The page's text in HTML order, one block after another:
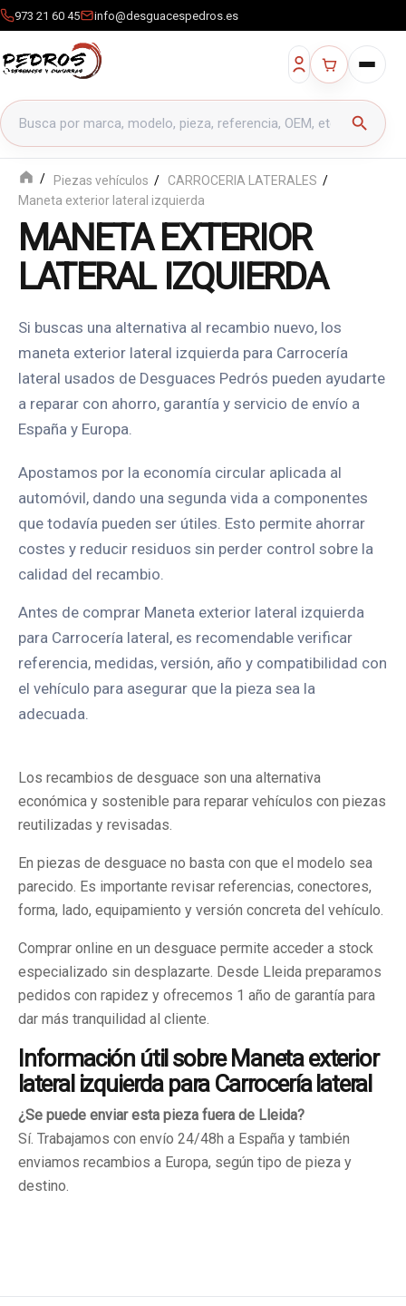
973 21 60 45 info@desguacespedros.es
Buscar productos
search
Piezas vehículos
CARROCERIA LATERALES
Maneta exterior lateral izquierda
MANETA EXTERIOR
LATERAL IZQUIERDA
Si buscas una alternativa al recambio nuevo, los
maneta exterior lateral izquierda para Carrocería
lateral usados de Desguaces Pedrós pueden ayudarte
a reparar con ahorro, garantía y servicio de envío a
España y Europa.
Apostamos por la economía circular aplicada al
automóvil, dando una segunda vida a componentes
que todavía pueden ser útiles. Esto permite ahorrar
costes y reducir residuos sin perder control sobre la
calidad del recambio.
Antes de comprar Maneta exterior lateral izquierda
para Carrocería lateral, es recomendable verificar
referencia, medidas, versión, año y compatibilidad con
el vehículo para asegurar que la pieza sea la
adecuada.
Los recambios de desguace son una alternativa
económica y sostenible para reparar vehículos con piezas
reutilizadas y revisadas.
En piezas de desguace no basta con que el modelo sea
parecido. Es importante revisar referencias, conectores,
forma, lado, equipamiento y versión concreta del vehículo.
Comprar online en un desguace permite acceder a stock
especializado sin desplazarte. Desde Lleida preparamos
pedidos con rapidez y ofrecemos 1 año de garantía para
dar más tranquilidad al cliente.
Información útil sobre Maneta exterior
lateral izquierda para Carrocería lateral
¿Se puede enviar esta pieza fuera de Lleida?
Sí. Trabajamos con envío 24/48h a España y también
enviamos recambios a Europa, según tipo de pieza y
destino.